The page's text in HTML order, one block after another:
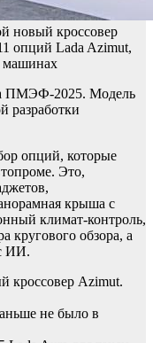
новый кроссовер
опций Lada Azimut,
машинах
ПМЭФ-2025. Модель
разработки
опций, которые
Это,
крыша с
климат-контроль,
кругового обзора, а
ИИ.
кроссовер Azimut.
не было в